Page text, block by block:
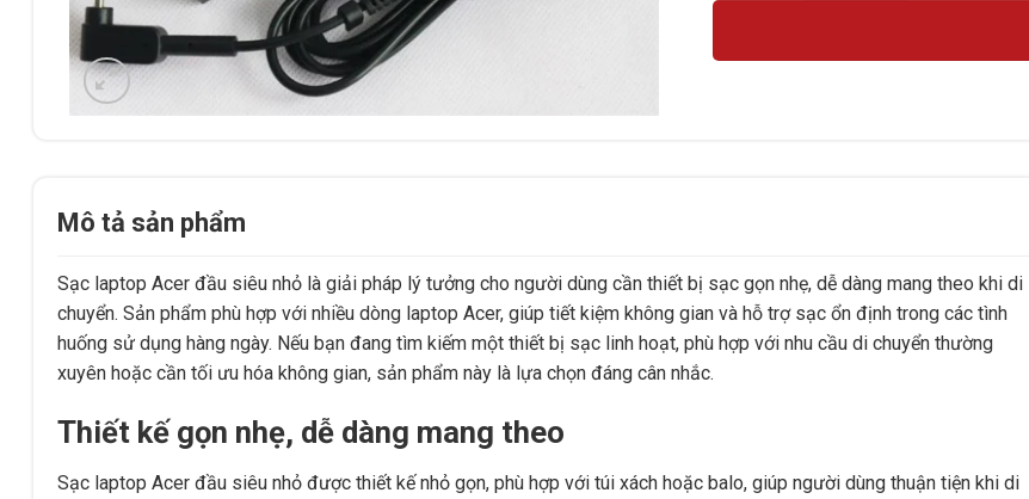
Mô tả sản phẩm
Sạc laptop Acer đầu siêu nhỏ là giải pháp lý tưởng cho người dùng cần thiết bị sạc gọn nhẹ, dễ dàng mang theo khi di
chuyển. Sản phẩm phù hợp với nhiều dòng laptop Acer, giúp tiết kiệm không gian và hỗ trợ sạc ổn định trong các tình
huống sử dụng hàng ngày. Nếu bạn đang tìm kiếm một thiết bị sạc linh hoạt, phù hợp với nhu cầu di chuyển thường
xuyên hoặc cần tối ưu hóa không gian, sản phẩm này là lựa chọn đáng cân nhắc.
Thiết kế gọn nhẹ, dễ dàng mang theo
Sạc laptop Acer đầu siêu nhỏ được thiết kế nhỏ gọn, phù hợp với túi xách hoặc balo, giúp người dùng thuận tiện khi di